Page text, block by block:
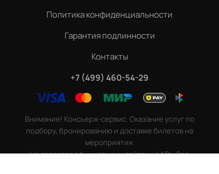
Политика конфиденциальности
Гарантия подлинности
Контакты
+7 (499) 460-54-29
Внимание! Консьерж-сервис. Оказание услуг по
подбору, бронированию и доставке билетов на
мероприятия.
Не является официальным сайтом «LAB». Все